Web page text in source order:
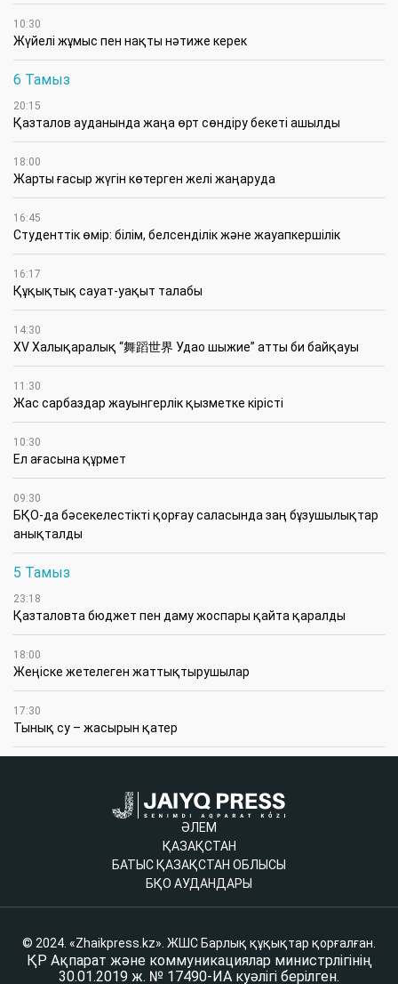
10:30
Жүйелі жұмыс пен нақты нәтиже керек
6 Тамыз
20:15
Қазталов ауданында жаңа өрт сөндіру бекеті ашылды
18:00
Жарты ғасыр жүгін көтерген желі жаңаруда
16:45
Студенттік өмір: білім, белсенділік және жауапкершілік
16:17
Құқықтық сауат-уақыт талабы
14:30
XV Халықаралық “舞蹈世界 Удао шыжие” атты би байқауы
11:30
Жас сарбаздар жауынгерлік қызметке кірісті
10:30
Ел ағасына құрмет
09:30
БҚО-да бәсекелестікті қорғау саласында заң бұзушылықтар
анықталды
5 Тамыз
23:18
Қазталовта бюджет пен даму жоспары қайта қаралды
18:00
Жеңіске жетелеген жаттықтырушылар
17:30
Тынық су – жасырын қатер
ӘЛЕМ
ҚАЗАҚСТАН
БАТЫС ҚАЗАҚСТАН ОБЛЫСЫ
БҚО АУДАНДАРЫ
© 2024. «Zhaikpress.kz». ЖШС Барлық құқықтар қорғалған.
ҚР Ақпарат және коммуникациялар министрлігінің
30.01.2019 ж. № 17490-ИА куәлігі берілген.